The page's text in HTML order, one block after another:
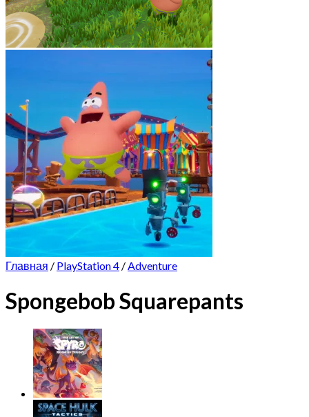
Главная / PlayStation 4 / Adventure
Spongebob Squarepants